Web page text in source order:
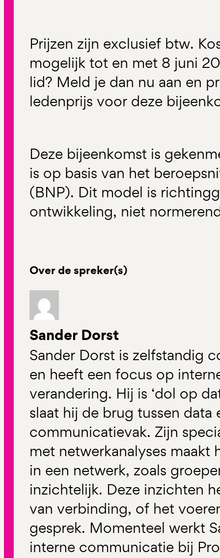
Prijzen zijn exclusief btw.
mogelijk tot en met 8 juni
lid? Meld je dan nu aan en
ledenprijs voor deze
Deze bijeenkomst is
is op basis van het
(BNP). Dit model is
ontwikkeling, niet
Over de spreker(s)
Sander Dorst
Sander Dorst is zelfstandig
en heeft een focus op
verandering. Hij is ‘dol op
slaat hij de brug tussen data
communicatievak. Zijn
met netwerkanalyses
in een netwerk, zoals
inzichtelijk. Deze inzichten
van verbinding, of het
gesprek. Momenteel werkt
interne communicatie bij